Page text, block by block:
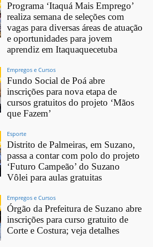
Programa ‘Itaquá Mais Emprego’
realiza semana de seleções com
vagas para diversas áreas de atuação
e oportunidades para jovem
aprendiz em Itaquaquecetuba
Empregos e Cursos
Fundo Social de Poá abre
inscrições para nova etapa de
cursos gratuitos do projeto ‘Mãos
que Fazem’
Esporte
Distrito de Palmeiras, em Suzano,
passa a contar com polo do projeto
‘Futuro Campeão’ do Suzano
Vôlei para aulas gratuitas
Empregos e Cursos
Órgão da Prefeitura de Suzano abre
inscrições para curso gratuito de
Corte e Costura; veja detalhes